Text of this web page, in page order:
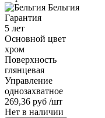
Бельгия
Гарантия
5 лет
Основной цвет
хром
Поверхность
глянцевая
Управление
однозахватное
269,36 руб /шт
Нет в наличии